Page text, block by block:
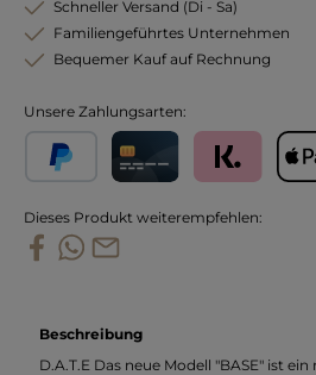
Schneller Versand (Di - Sa)
Familiengeführtes Unternehmen
Bequemer Kauf auf Rechnung
Unsere Zahlungsarten:
Dieses Produkt weiterempfehlen:
Beschreibung
D.A.T.E Das neue Modell "BASE" ist